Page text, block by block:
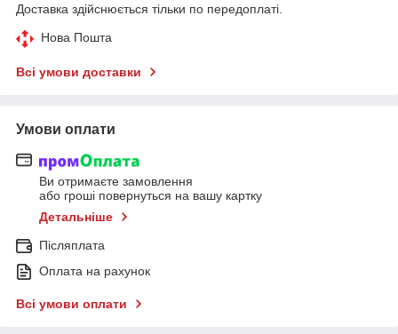
Доставка здійснюється тільки по передоплаті.
Нова Пошта
Всі умови доставки
Умови оплати
Ви отримаєте замовлення
або гроші повернуться на вашу картку
Детальніше
Післяплата
Оплата на рахунок
Всі умови оплати